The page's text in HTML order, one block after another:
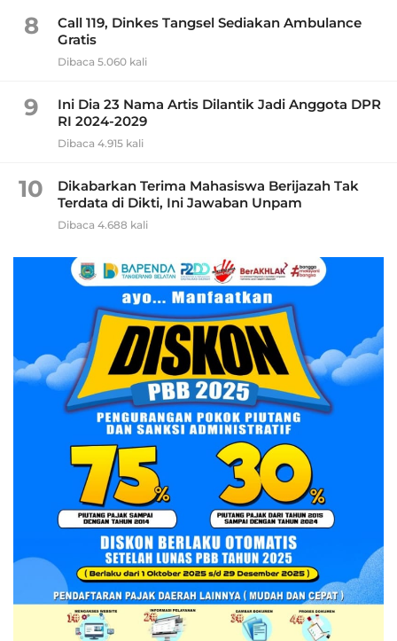
8
Call 119, Dinkes Tangsel Sediakan Ambulance
Gratis
Dibaca 5.060 kali
9
Ini Dia 23 Nama Artis Dilantik Jadi Anggota DPR
RI 2024-2029
Dibaca 4.915 kali
10
Dikabarkan Terima Mahasiswa Berijazah Tak
Terdata di Dikti, Ini Jawaban Unpam
Dibaca 4.688 kali